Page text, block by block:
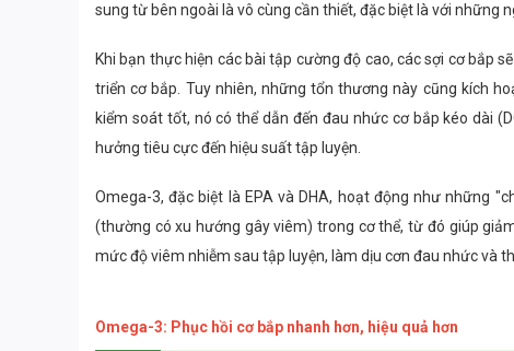
sung từ bên ngoài là vô cùng cần thiết, đặc biệt là với những
Khi bạn thực hiện các bài tập cường độ cao, các sợi cơ bắp
triển cơ bắp. Tuy nhiên, những tổn thương này cũng kích
kiểm soát tốt, nó có thể dẫn đến đau nhức cơ bắp kéo dài
hưởng tiêu cực đến hiệu suất tập luyện.
Omega-3, đặc biệt là EPA và DHA, hoạt động như những
(thường có xu hướng gây viêm) trong cơ thể, từ đó giúp
mức độ viêm nhiễm sau tập luyện, làm dịu cơn đau nhức và
Omega-3: Phục hồi cơ bắp nhanh hơn, hiệu quả hơn